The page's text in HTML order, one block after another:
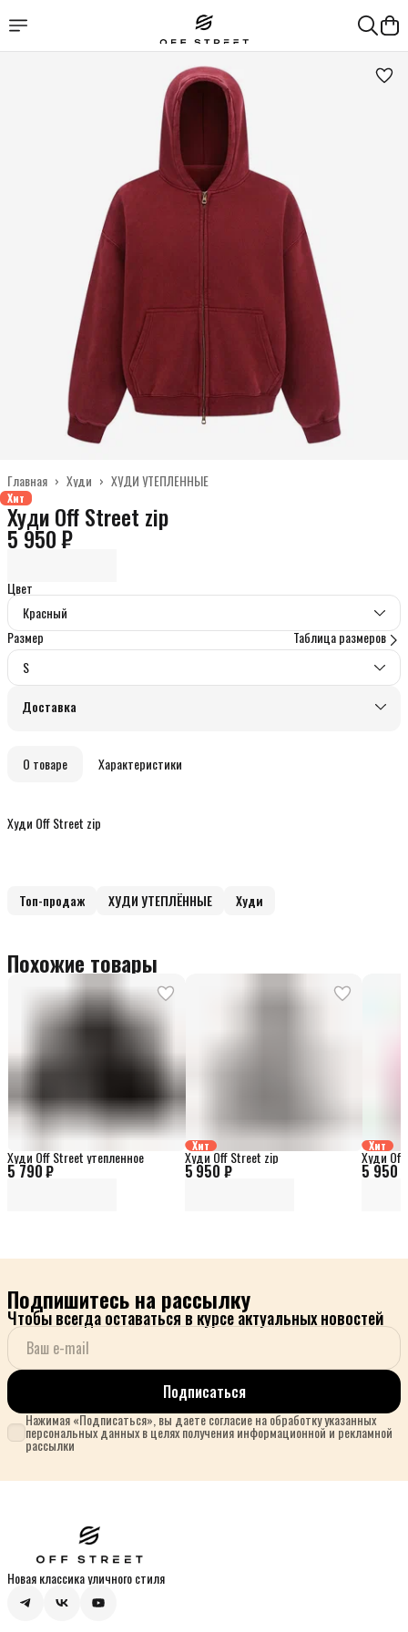
ХУДИ УТЕПЛЁННЫЕ
Худи ›
Главная ›
Хит
Худи Off Street zip
5 950 ₽
Цвет
Красный
Размер
Таблица размеров
S
Доставка
О товаре Характеристики
Худи Off Street zip
Топ-продаж ХУДИ УТЕПЛЁННЫЕ Худи
Похожие товары
5 790 ₽
Худи Off Street утепленное
Хит
5 950 ₽
Худи Off Street zip
Хит
5 950
Худи
Подпишитесь на рассылку
Чтобы всегда оставаться в курсе актуальных новостей
Подписаться
Нажимая «Подписаться», вы даете согласие на обработку указанных
персональных данных в целях получения информационной и рекламной
рассылки
Новая классика уличного стиля